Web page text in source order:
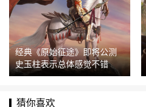
经典《原始征途》即将公测
史玉柱表示总体感觉不错
猜你喜欢